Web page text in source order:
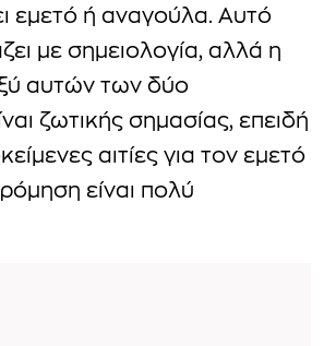
εμετό ή αναγούλα. Αυτό
με σημειολογία, αλλά η
αυτών των δύο
ζωτικής σημασίας, επειδή
αιτίες για τον εμετό
είναι πολύ